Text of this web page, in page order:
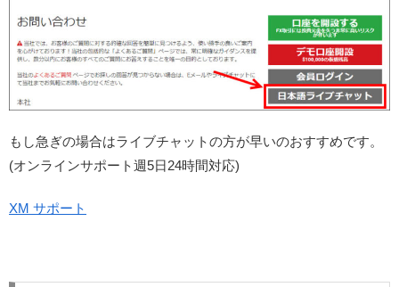
もし急ぎの場合はライブチャットの方が早いのおすすめです。
(オンラインサポート週5日24時間対応)
XM サポート